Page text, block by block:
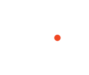
the best experience
website, you accept
the website is used and
or to find out how